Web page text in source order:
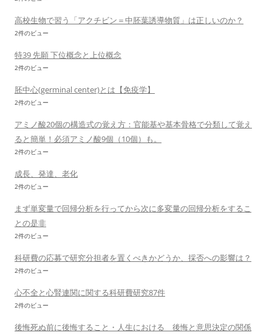
高校生物で習う「アクチビン＝中胚葉誘導物質」は正しいのか？
2件のビュー
特39 先願 下位概念と上位概念
2件のビュー
胚中心(germinal center)とは【免疫学】
2件のビュー
アミノ酸20個の構造式の覚え方：官能基や基本骨格で分類して覚え
ると簡単！必須アミノ酸9個（10個）も。
2件のビュー
成長、発達、老化
2件のビュー
まず単変量で回帰分析を行ってから次に多変量の回帰分析をするこ
との是非
2件のビュー
科研費の応募で研究分担者を置くべきかどうか、採否への影響は？
2件のビュー
心不全と心腎連関に関する科研費研究87件
2件のビュー
後悔死ぬ前に後悔すること・人生における 後悔と意思決定の関係